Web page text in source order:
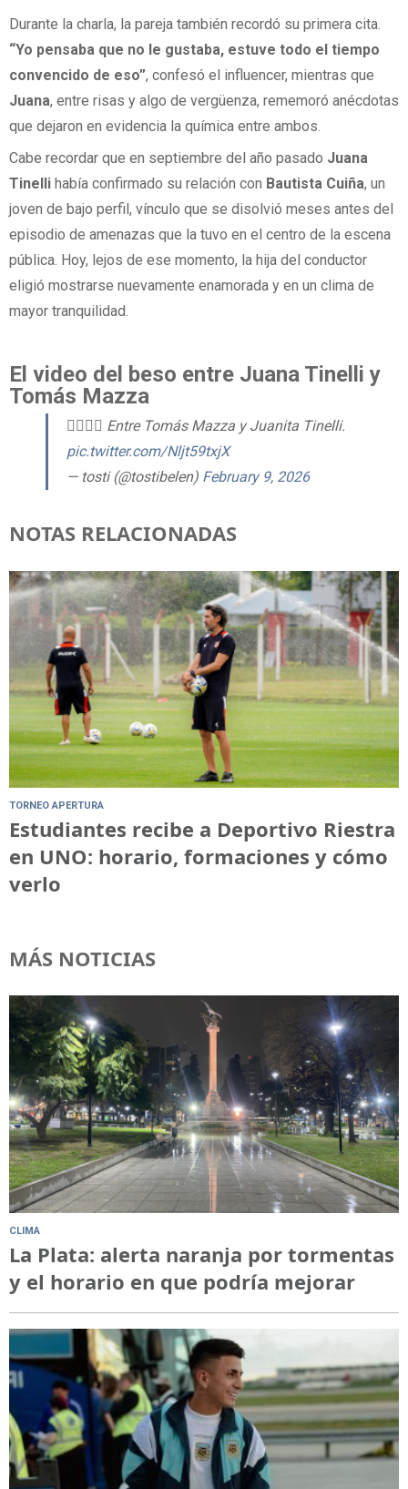
Durante la charla, la pareja también recordó su primera cita.
“Yo pensaba que no le gustaba, estuve todo el tiempo
convencido de eso”, confesó el influencer, mientras que
Juana, entre risas y algo de vergüenza, rememoró anécdotas
que dejaron en evidencia la química entre ambos.
Cabe recordar que en septiembre del año pasado Juana
Tinelli había confirmado su relación con Bautista Cuiña, un
joven de bajo perfil, vínculo que se disolvió meses antes del
episodio de amenazas que la tuvo en el centro de la escena
pública. Hoy, lejos de ese momento, la hija del conductor
eligió mostrarse nuevamente enamorada y en un clima de
mayor tranquilidad.
El video del beso entre Juana Tinelli y
Tomás Mazza
👩‍❤️‍💋‍👨 Entre Tomás Mazza y Juanita Tinelli.
pic.twitter.com/Nljt59txjX
— tosti (@tostibelen) February 9, 2026
NOTAS RELACIONADAS
TORNEO APERTURA
Estudiantes recibe a Deportivo Riestra
en UNO: horario, formaciones y cómo
verlo
MÁS NOTICIAS
CLIMA
La Plata: alerta naranja por tormentas
y el horario en que podría mejorar